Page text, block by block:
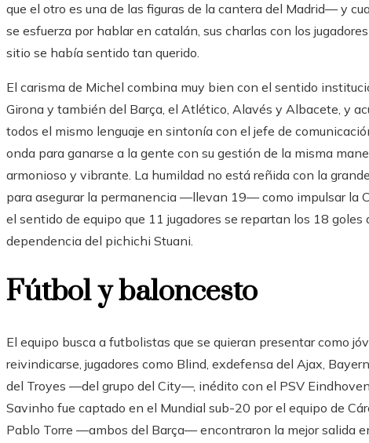
que el otro es una de las figuras de la cantera del Madrid— y
se esfuerza por hablar en catalán, sus charlas con los
sitio se había sentido tan querido.
El carisma de Michel combina muy bien con el sentido
Girona y también del Barça, el Atlético, Alavés y Albacete, y
todos el mismo lenguaje en sintonía con el jefe de
onda para ganarse a la gente con su gestión de la misma
armonioso y vibrante. La humildad no está reñida con la
para asegurar la permanencia —llevan 19— como impulsar la
el sentido de equipo que 11 jugadores se repartan los 18 goles
dependencia del pichichi Stuani.
Fútbol y baloncesto
El equipo busca a futbolistas que se quieran presentar como
reivindicarse, jugadores como Blind, exdefensa del Ajax,
del Troyes —del grupo del City—, inédito con el PSV
Savinho fue captado en el Mundial sub-20 por el equipo de
Pablo Torre —ambos del Barça— encontraron la mejor salida